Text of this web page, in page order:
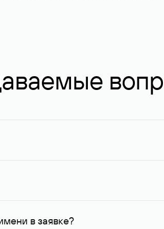
других регистраторов. Для доменов,
доступные Руцентру.
в заявке?